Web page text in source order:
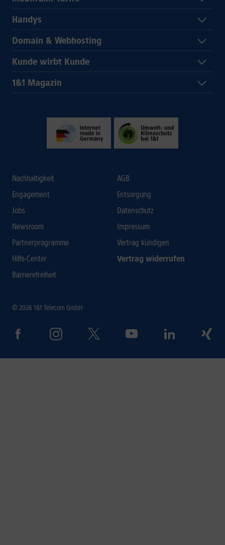
Handys
Domain & Webhosting
Kunde wirbt Kunde
1&1 Magazin
Nachhaltigkeit
Engagement
Jobs
Newsroom
Partnerprogramme
Hilfe-Center
Barrierefreiheit
AGB
Entsorgung
Datenschutz
Impressum
Vertrag kündigen
Vertrag widerrufen
© 2026 1&1 Telecom GmbH